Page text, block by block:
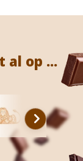
al op ...